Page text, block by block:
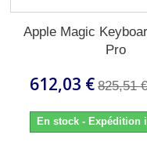
Apple Magic
Pro
612,03 € 825,51
En stock - Expédition